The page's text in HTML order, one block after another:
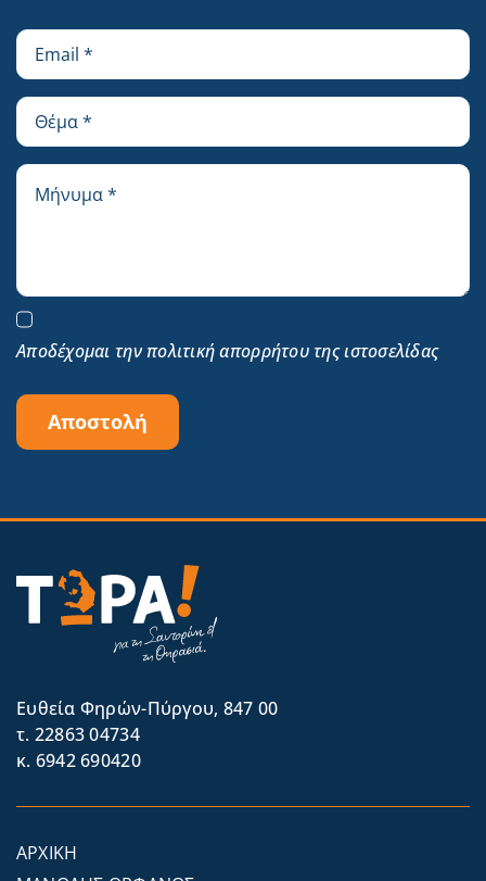
Αποδέχομαι την πολιτική απορρήτου της ιστοσελίδας
Αποστολή
Eυθεία Φηρών-Πύργου, 847 00
τ. 22863 04734
κ. 6942 690420
ΑΡΧΙΚΗ